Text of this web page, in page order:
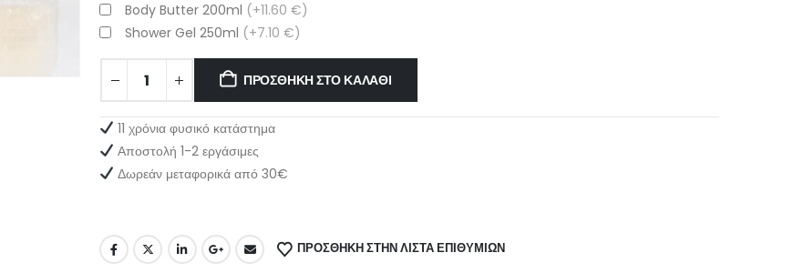
Body Butter 200ml (+11.60 €)
Shower Gel 250ml (+7.10 €)
ΠΡΟΣΘΉΚΗ ΣΤΟ ΚΑΛΆΘΙ
11 χρόνια φυσικό κατάστημα
Αποστολή 1-2 εργάσιμες
Δωρεάν μεταφορικά από 30€
ΠΡΌΣΘΉΚΗ ΣΤΗΝ ΛΊΣΤΑ ΕΠΙΘΥΜΙΏΝ